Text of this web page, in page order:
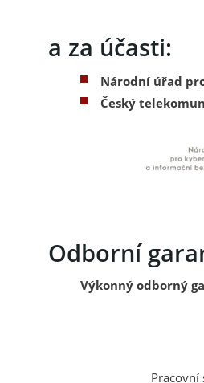
a za účasti:
Národní úřad
Český
Odborní
Výkonný odborný
Pracovní